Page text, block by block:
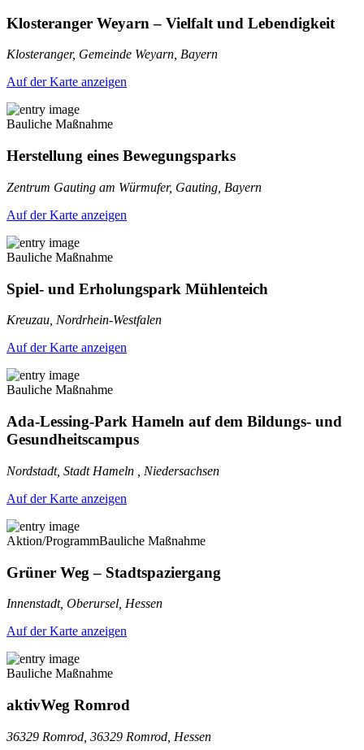
Klosteranger Weyarn – Vielfalt und Lebendigkeit
Klosteranger, Gemeinde Weyarn, Bayern
Auf der Karte anzeigen
Bauliche Maßnahme
Herstellung eines Bewegungsparks
Zentrum Gauting am Würmufer, Gauting, Bayern
Auf der Karte anzeigen
Bauliche Maßnahme
Spiel- und Erholungspark Mühlenteich
Kreuzau, Nordrhein-Westfalen
Auf der Karte anzeigen
Bauliche Maßnahme
Ada-Lessing-Park Hameln auf dem Bildungs- und
Gesundheitscampus
Nordstadt, Stadt Hameln , Niedersachsen
Auf der Karte anzeigen
Aktion/ProgrammBauliche Maßnahme
Grüner Weg – Stadtspaziergang
Innenstadt, Oberursel, Hessen
Auf der Karte anzeigen
Bauliche Maßnahme
aktivWeg Romrod
36329 Romrod, 36329 Romrod, Hessen